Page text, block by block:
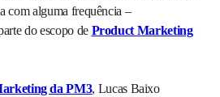
com alguma frequência –
do escopo de Product Marketing
da PM3, Lucas Baixo